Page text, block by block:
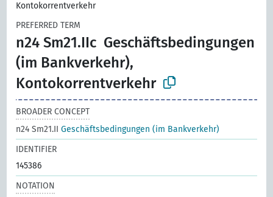
Kontokorrentverkehr
PREFERRED TERM
n24 Sm21.IIc Geschäftsbedingungen
(im Bankverkehr),
Kontokorrentverkehr
BROADER CONCEPT
n24 Sm21.IIGeschäftsbedingungen (im Bankverkehr)
IDENTIFIER
145386
NOTATION